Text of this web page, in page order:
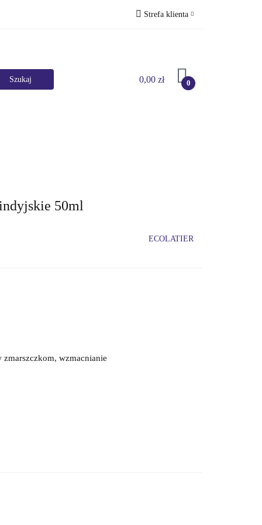
Strefa klienta
Dodaj zgłoszenie
0,00 zł 0
50ml
ECOLATIER
wzmacnianie